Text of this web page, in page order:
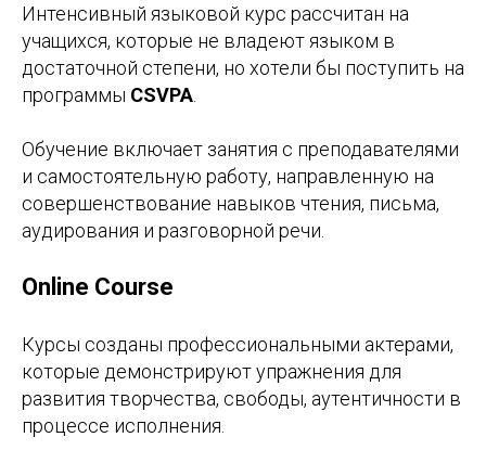
Интенсивный языковой курс рассчитан на
учащихся, которые не владеют языком в
достаточной степени, но хотели бы поступить на
программы CSVPA
Обучение включает занятия с преподавателями
и самостоятельную работу, направленную на
совершенствование навыков чтения, письма,
аудирования и разговорной речи.
Online Course
Курсы созданы профессиональными актерами,
которые демонстрируют упражнения для
развития творчества, свободы, аутентичности в
процессе исполнения.